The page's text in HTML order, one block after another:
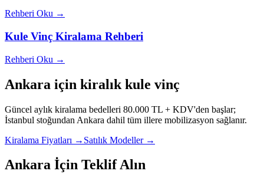
Rehberi Oku →
Kule Vinç Kiralama Rehberi
Rehberi Oku →
Ankara için kiralık kule vinç
Güncel aylık kiralama bedelleri 80.000 TL + KDV'den başlar;
İstanbul stoğundan Ankara dahil tüm illere mobilizasyon sağlanır.
Kiralama Fiyatları → Satılık Modeller →
Ankara İçin Teklif Alın